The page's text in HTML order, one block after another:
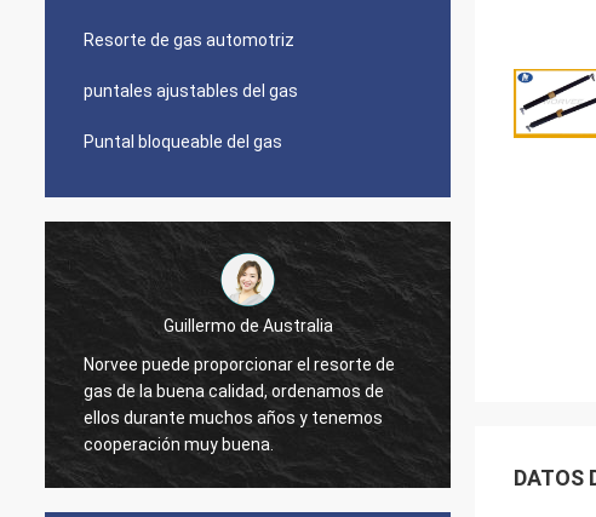
Resorte de gas automotriz
puntales ajustables del gas
Puntal bloqueable del gas
Guillermo de Australia
Norvee puede proporcionar el resorte de
gas de la buena calidad, ordenamos de
ellos durante muchos años y tenemos
cooperación muy buena.
ahora.DATOS